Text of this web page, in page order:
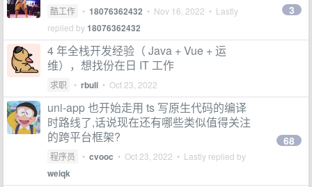
酷工作 • 18076362432 • Nov 16, 2022 • Lastly
replied by18076362432
3
4 年全栈开发经验（ Java + Vue + 运
维），想找份在日 IT 工作
求职 • rbuli • Oct 23, 2022
uni-app 也开始走用 ts 写原生代码的编译
时路线了,话说现在还有哪些类似值得关注
的跨平台框架?
程序员 • cvooc • Oct 23, 2022 • Lastly replied by
weiqk
68